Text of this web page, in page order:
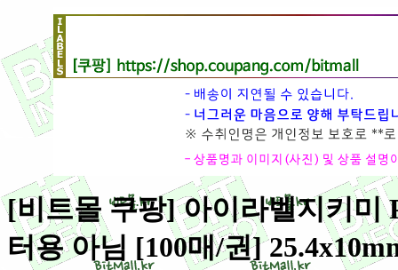
[비트몰 쿠팡] 아이라벨지키미
터용 아님 [100매/권]